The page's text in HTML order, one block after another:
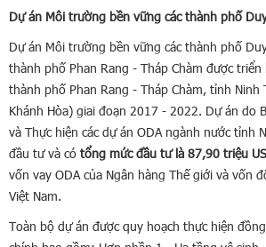
Dự án Môi trường bền vững các thành phố
Dự án Môi trường bền vững các thành phố
thành phố Phan Rang - Tháp Chàm được
thành phố Phan Rang - Tháp Chàm, tỉnh
Khánh Hòa) giai đoạn 2017 - 2022. Dự án do
và Thực hiện các dự án ODA ngành nước tỉnh
đầu tư và có tổng mức đầu tư là 87,90 triệu
vốn vay ODA của Ngân hàng Thế giới và vốn
Việt Nam.
Toàn bộ dự án được quy hoạch thực hiện